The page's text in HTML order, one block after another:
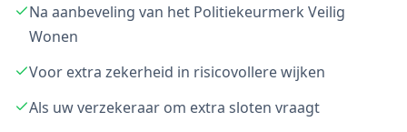
Na aanbeveling van het Politiekeurmerk Veilig
Wonen
Voor extra zekerheid in risicovollere wijken
Als uw verzekeraar om extra sloten vraagt